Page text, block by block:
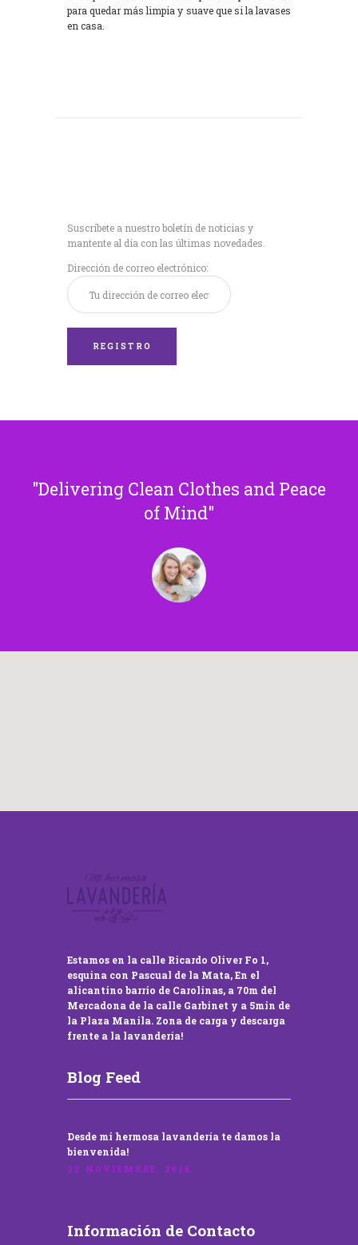
para quedar más limpia y suave que si la lavases
en casa.
Suscríbete a nuestro boletín de noticias y
mantente al día con las últimas novedades.
Dirección de correo electrónico:
Delivering Clean Clothes and Peace
of Mind
Estamos en la calle Ricardo Oliver Fo 1,
esquina con Pascual de la Mata, En el
alicantino barrio de Carolinas, a 70m del
Mercadona de la calle Garbinet y a 5min de
la Plaza Manila. Zona de carga y descarga
frente a la lavandería!
Blog Feed
Desde mi hermosa lavandería te damos la
bienvenida!
22 NOVIEMBRE, 2016
Información de Contacto